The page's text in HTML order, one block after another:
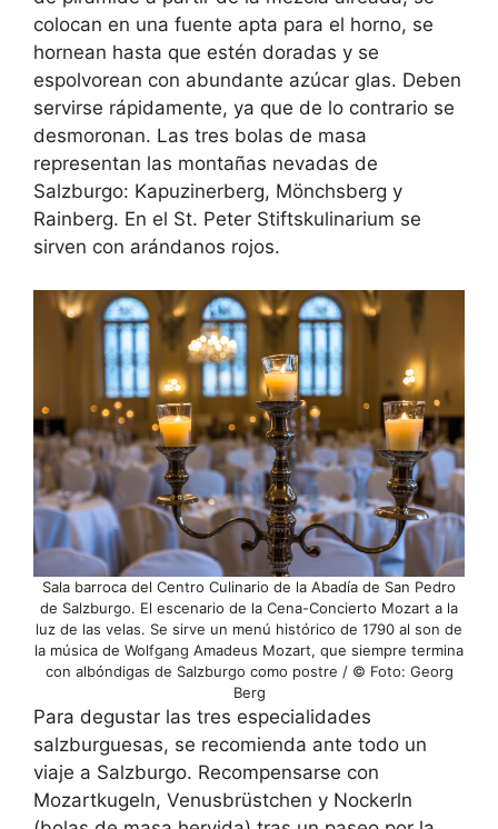
colocan en una fuente apta para el horno, se
hornean hasta que estén doradas y se
espolvorean con abundante azúcar glas. Deben
servirse rápidamente, ya que de lo contrario se
desmoronan. Las tres bolas de masa
representan las montañas nevadas de
Salzburgo: Kapuzinerberg, Mönchsberg y
Rainberg. En el St. Peter Stiftskulinarium se
sirven con arándanos rojos.
Sala barroca del Centro Culinario de la Abadía de San Pedro
de Salzburgo. El escenario de la Cena-Concierto Mozart a la
luz de las velas. Se sirve un menú histórico de 1790 al son de
la música de Wolfgang Amadeus Mozart, que siempre termina
con albóndigas de Salzburgo como postre / © Foto: Georg
Berg
Para degustar las tres especialidades
salzburguesas, se recomienda ante todo un
viaje a Salzburgo. Recompensarse con
Mozartkugeln, Venusbrüstchen y Nockerln